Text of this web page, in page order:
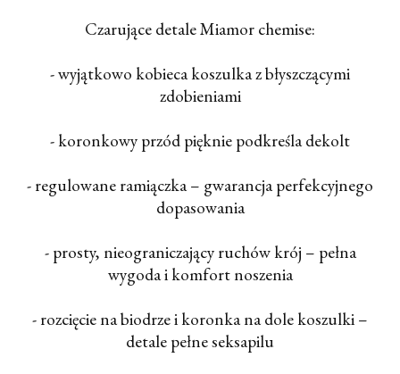
Czarujące detale Miamor chemise:
- wyjątkowo kobieca koszulka z błyszczącymi
zdobieniami
- koronkowy przód pięknie podkreśla dekolt
- regulowane ramiączka – gwarancja perfekcyjnego
dopasowania
- prosty, nieograniczający ruchów krój – pełna
wygoda i komfort noszenia
- rozcięcie na biodrze i koronka na dole koszulki –
detale pełne seksapilu